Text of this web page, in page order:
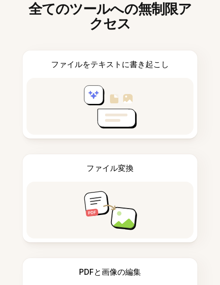
全てのツールへの無制限ア
クセス
ファイルをテキストに書き起こし
ファイル変換
PDFと画像の編集